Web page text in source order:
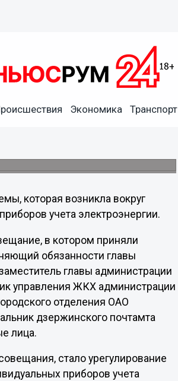
Экономика Транспорт
передачи показаний
которая возникла вокруг
учета электроэнергии.
в котором приняли
обязанности главы
главы администрации
управления ЖКХ администрации
отделения ОАО
дзержинского почтамта
лица.
стало урегулирование
приборов учета